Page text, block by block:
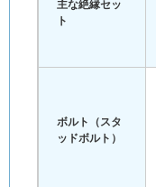
主な絶縁セッ
ト
ボルト（スタ
ッドボルト）